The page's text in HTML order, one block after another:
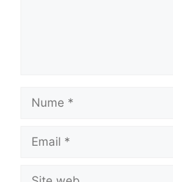
Nume
Email
Site